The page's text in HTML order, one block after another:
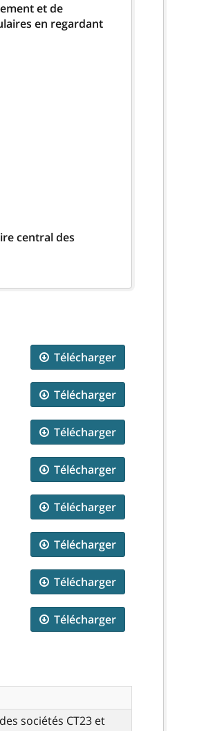
et de
en regardant
central des
Télécharger
Télécharger
Télécharger
Télécharger
Télécharger
Télécharger
Télécharger
Télécharger
sociétés CT23 et